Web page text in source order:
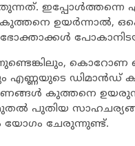
ഇപ്പോള്‍ത്തന്നെ
ഉയര്‍ന്നാല്‍,
എണ്ണയുടെ
കുത്തനെ
മുതല്‍ പുതിയ
യോഗം ചേരുന്നുണ്ട്.